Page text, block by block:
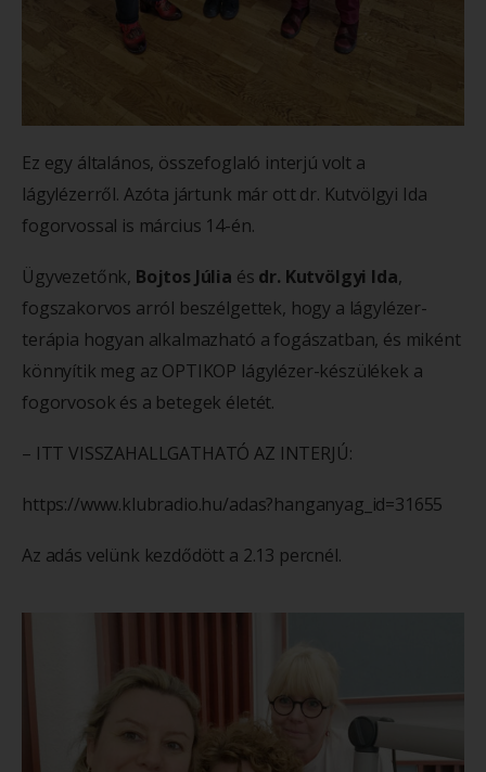
Ez egy általános, összefoglaló interjú volt a
lágylézerről. Azóta jártunk már ott dr. Kutvölgyi Ida
fogorvossal is március 14-én.
Ügyvezetőnk, Bojtos Júlia és dr. Kutvölgyi Ida,
fogszakorvos arról beszélgettek, hogy a lágylézer-
terápia hogyan alkalmazható a fogászatban, és miként
könnyítik meg az OPTIKOP lágylézer-készülékek a
fogorvosok és a betegek életét.
– ITT VISSZAHALLGATHATÓ AZ INTERJÚ:
https://www.klubradio.hu/adas?hanganyag_id=31655
Az adás velünk kezdődött a 2.13 percnél.